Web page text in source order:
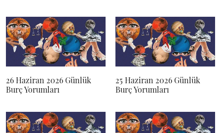
26 Haziran 2026 Günlük
Burç Yorumları
25 Haziran 2026 Günlük
Burç Yorumları